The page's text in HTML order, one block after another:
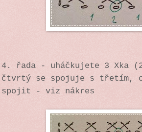
4. řada - uháčkujete 3 Xka
čtvrtý se spojuje s třetím,
spojit - viz nákres